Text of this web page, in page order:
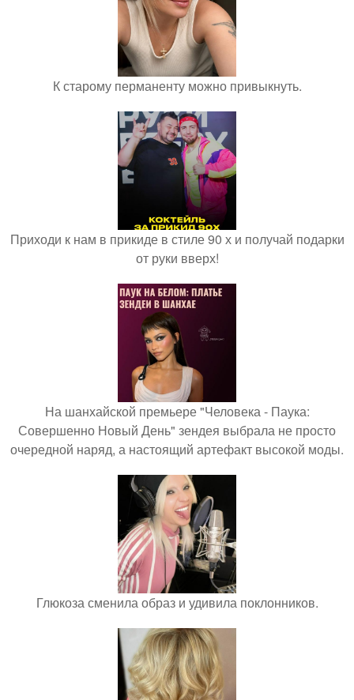
К старому перманенту можно привыкнуть.
Приходи к нам в прикиде в стиле 90 х и получай подарки
от руки вверх!
На шанхайской премьере "Человека - Паука:
Совершенно Новый День" зендея выбрала не просто
очередной наряд, а настоящий артефакт высокой моды.
Глюкоза сменила образ и удивила поклонников.